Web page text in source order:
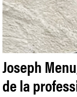
Joseph
de la